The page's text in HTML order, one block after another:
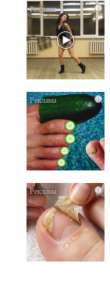
i
i
i